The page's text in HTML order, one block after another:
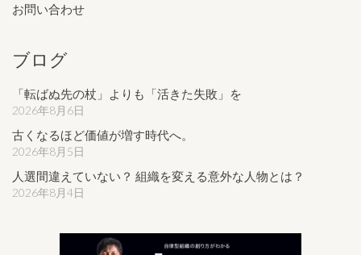
お問い合わせ
ブログ
「転ばぬ先の杖」よりも「活きた失敗」を
2026年8月6日
古くなるほど価値が増す時代へ。
2026年8月5日
人選間違えていない？ 組織を変える意外な人物とは？
2026年8月4日